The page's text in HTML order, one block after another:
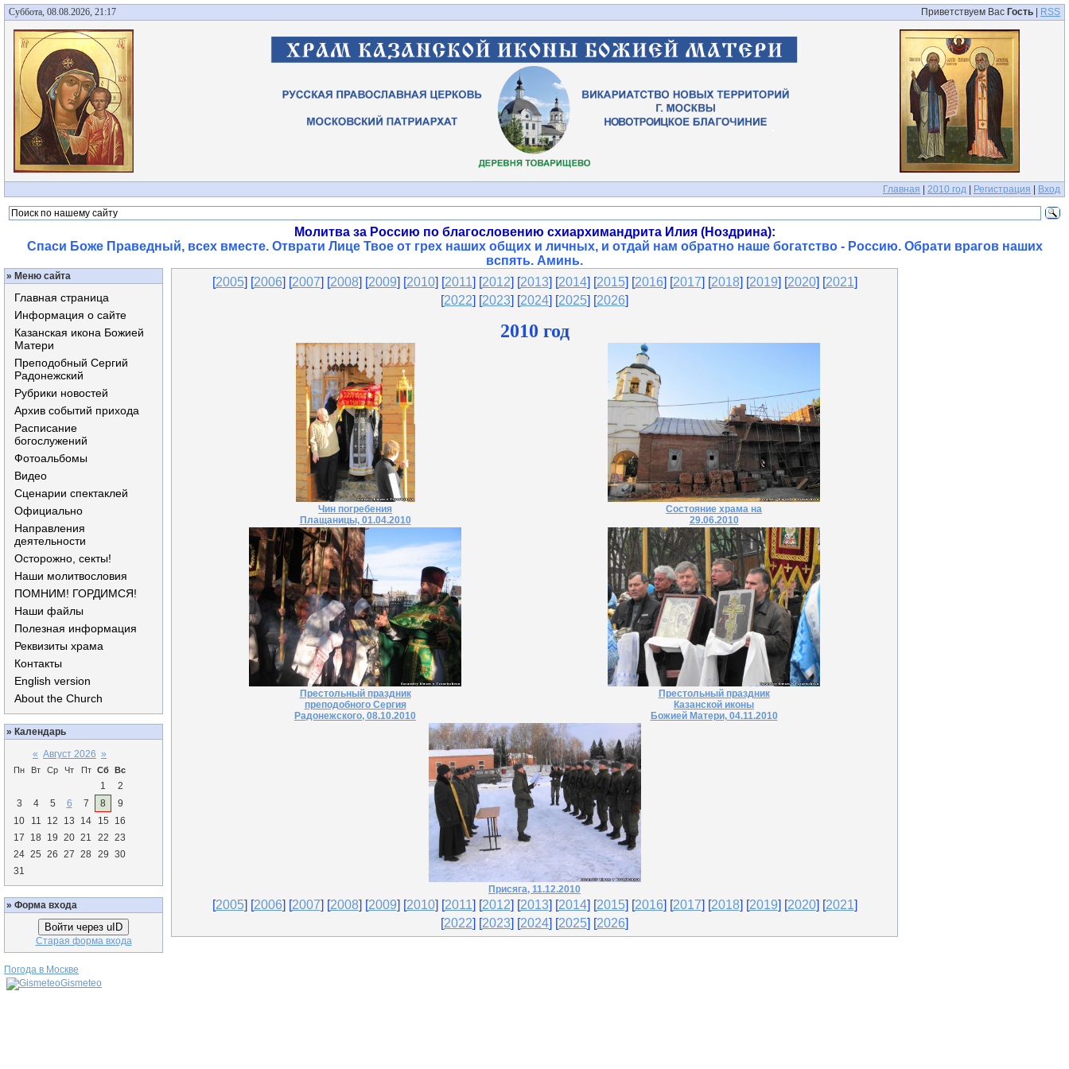
Суббота, 08.08.2026, 21:17 Приветствуем Вас Гость RSS
Главная 2010 год Регистрация Вход
Молитва за Россию по благословению схиархимандрита Илия (Ноздрина):
Спаси Боже Праведный, всех вместе. Отврати Лице Твое от грех наших общих и личных, и отдай нам обратно наше богатство - Россию. Обрати врагов наших
вспять. Аминь.
» Меню сайта
Главная страница
Информация о сайте
Казанская икона Божией
Матери
Преподобный Сергий
Радонежский
Рубрики новостей
Архив событий прихода
Расписание
богослужений
Фотоальбомы
Видео
Сценарии спектаклей
Официально
Направления
деятельности
Осторожно, секты!
Наши молитвословия
ПОМНИМ! ГОРДИМСЯ!
Наши файлы
Полезная информация
Реквизиты храма
Контакты
English version
About the Church
» Календарь
« Август 2026 »
Пн Вт Ср Чт Пт Сб Вс
1
2
3
4 5 6 7 8
9
10
11 12 13 14 15
16
17
18 19 20 21 22 23
24 25 26 27 28 29 30
31
» Форма входа
Войти через uID
Старая форма входа
Погода в Москве
Gismeteo
[2005] [2006] [2007] [2008] [2009] [2010] [2011] [2012] [2013] [2014] [2015] [2016] [2017] [2018] [2019] [2020] [2021]
[2022] [2023] [2024] [2025] [2026]
2010 год
Чин погребения
Плащаницы, 01.04.2010
Состояние храма на
29.06.2010
Престольный праздник
преподобного Сергия
Радонежского, 08.10.2010
Престольный праздник
Казанской иконы
Божией Матери, 04.11.2010
Присяга, 11.12.2010
[2005] [2006] [2007] [2008] [2009] [2010] [2011] [2012] [2013] [2014] [2015] [2016] [2017] [2018] [2019] [2020] [2021]
[2022] [2023] [2024] [2025] [2026]